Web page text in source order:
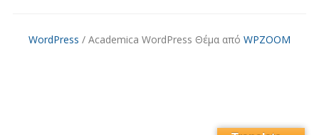
WordPress / Academica WordPress Θέμα από WPZOOM